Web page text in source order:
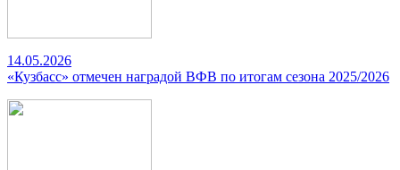
14.05.2026
«Кузбасс» отмечен наградой ВФВ по итогам сезона 2025/2026